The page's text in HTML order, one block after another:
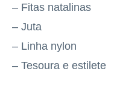
– Fitas natalinas
– Juta
– Linha nylon
– Tesoura e estilete